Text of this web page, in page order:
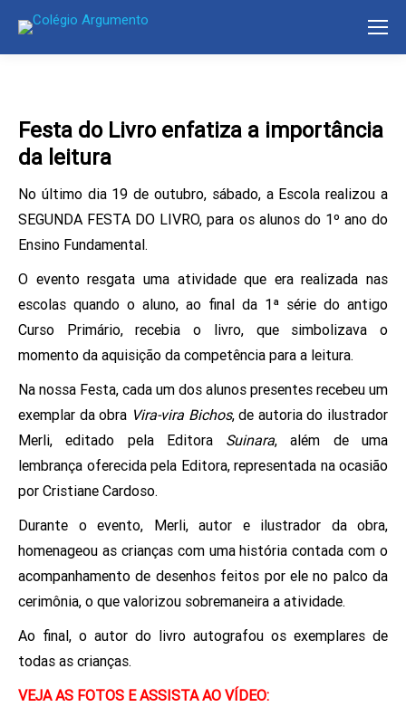
Festa do Livro enfatiza a importância
da leitura
No último dia 19 de outubro, sábado, a Escola realizou a
SEGUNDA FESTA DO LIVRO, para os alunos do 1º ano do
Ensino Fundamental.
O evento resgata uma atividade que era realizada nas
escolas quando o aluno, ao final da 1ª série do antigo
Curso Primário, recebia o livro, que simbolizava o
momento da aquisição da competência para a leitura.
Na nossa Festa, cada um dos alunos presentes recebeu um
exemplar da obra Vira-vira Bichos, de autoria do ilustrador
Merli, editado pela Editora Suinara, além de uma
lembrança oferecida pela Editora, representada na ocasião
por Cristiane Cardoso.
Durante o evento, Merli, autor e ilustrador da obra,
homenageou as crianças com uma história contada com o
acompanhamento de desenhos feitos por ele no palco da
cerimônia, o que valorizou sobremaneira a atividade.
Ao final, o autor do livro autografou os exemplares de
todas as crianças.
VEJA AS FOTOS E ASSISTA AO VÍDEO: